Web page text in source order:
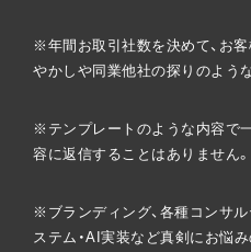
※年間お取引社数を決めて、お
やかしや同業他社の探りのよう
※テンプレートのような内容で
容に返信することはありません。
※ブランディング、各種コンサ
ステム・AI実装など真剣にお悩